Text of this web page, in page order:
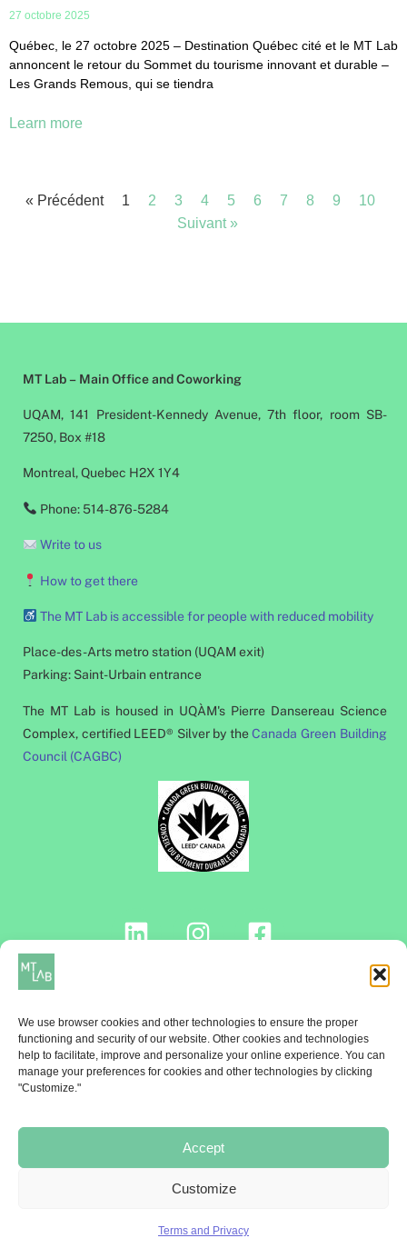
We use browser cookies and other technologies to ensure the proper
functioning and security of our website. Other cookies and technologies
help to facilitate, improve and personalize your online experience. You can
manage your preferences for cookies and other technologies by clicking
"Customize."
Accept
Customize
Terms and Privacy
27 octobre 2025
Québec, le 27 octobre 2025 – Destination Québec cité et le MT Lab
annoncent le retour du Sommet du tourisme innovant et durable –
Les Grands Remous, qui se tiendra
Learn more
« Précédent 1 2 3 4 5 6 7 8 9
10
Suivant »
MT Lab – Main Office and Coworking
UQAM, 141 President-Kennedy Avenue, 7th floor, room SB-
7250, Box #18
Montreal, Quebec H2X 1Y4
Phone: 514-876-5284
Write to us
How to get there
The MT Lab is accessible for people with reduced mobility
Place-des-Arts metro station (UQAM exit)
Parking: Saint-Urbain entrance
The MT Lab is housed in UQÀM's Pierre Dansereau Science
Complex, certified LEED® Silver by theCanada Green Building
Council (CAGBC)
NEWSLETTER